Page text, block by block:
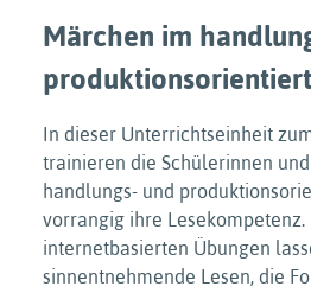
Märchen im
In dieser Unterrichtseinheit
trainieren die Schülerinnen
handlungs- und
vorrangig ihre Lesekompetenz.
internetbasierten Übungen
sinnentnehmende Lesen, die